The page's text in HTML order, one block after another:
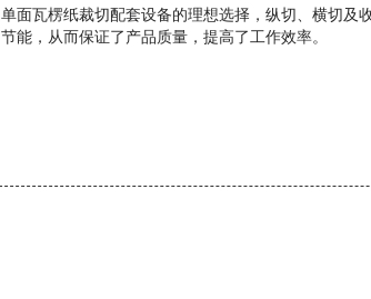
单面瓦楞纸裁切配套设备的理想选择，纵切、横切及
节能，从而保证了产品质量，提高了工作效率。